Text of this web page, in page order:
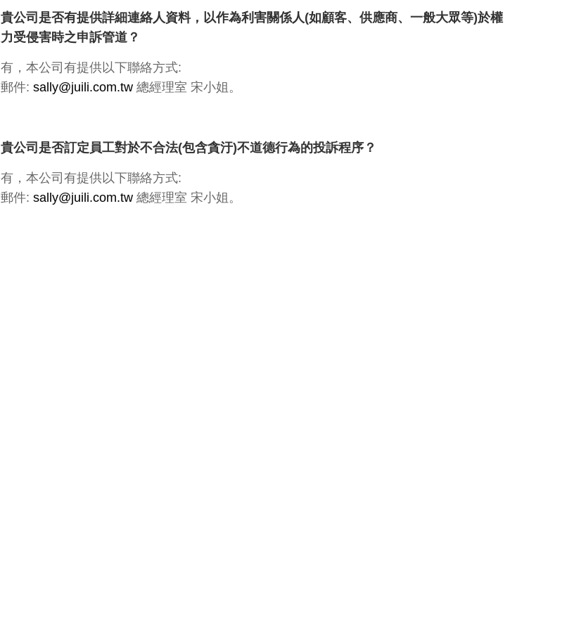
貴公司是否有提供詳細連絡人資料，以作為利害關係人(如顧客、供應商、一般大眾等)於權
力受侵害時之申訴管道？
有，本公司有提供以下聯絡方式:
郵件: sally@juili.com.tw 總經理室 宋小姐。
貴公司是否訂定員工對於不合法(包含貪汙)不道德行為的投訴程序？
有，本公司有提供以下聯絡方式:
郵件: sally@juili.com.tw 總經理室 宋小姐。